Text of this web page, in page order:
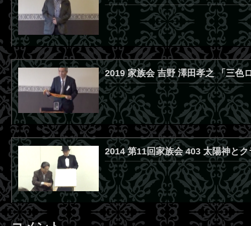
2019 家族会 吉野 澤田孝之 「三色
2014 第11回家族会 403 太陽神と